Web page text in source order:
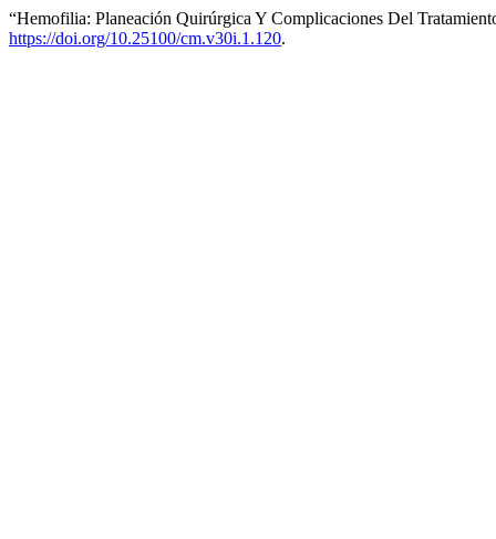
“Hemofilia: Planeación Quirúrgica Y Complicaciones Del
https://doi.org/10.25100/cm.v30i.1.120.